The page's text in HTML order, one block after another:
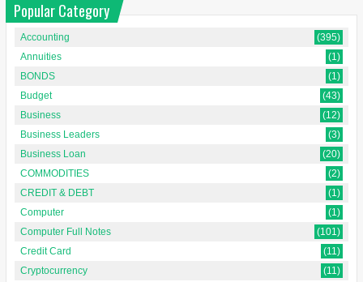
Popular Category
Accounting
(395)
Annuities
(1)
BONDS
(1)
Budget
(43)
Business
(12)
Business Leaders
(3)
Business Loan
(20)
COMMODITIES
(2)
CREDIT & DEBT
(1)
Computer
(1)
Computer Full Notes
(101)
Credit Card
(11)
Cryptocurrency
(11)